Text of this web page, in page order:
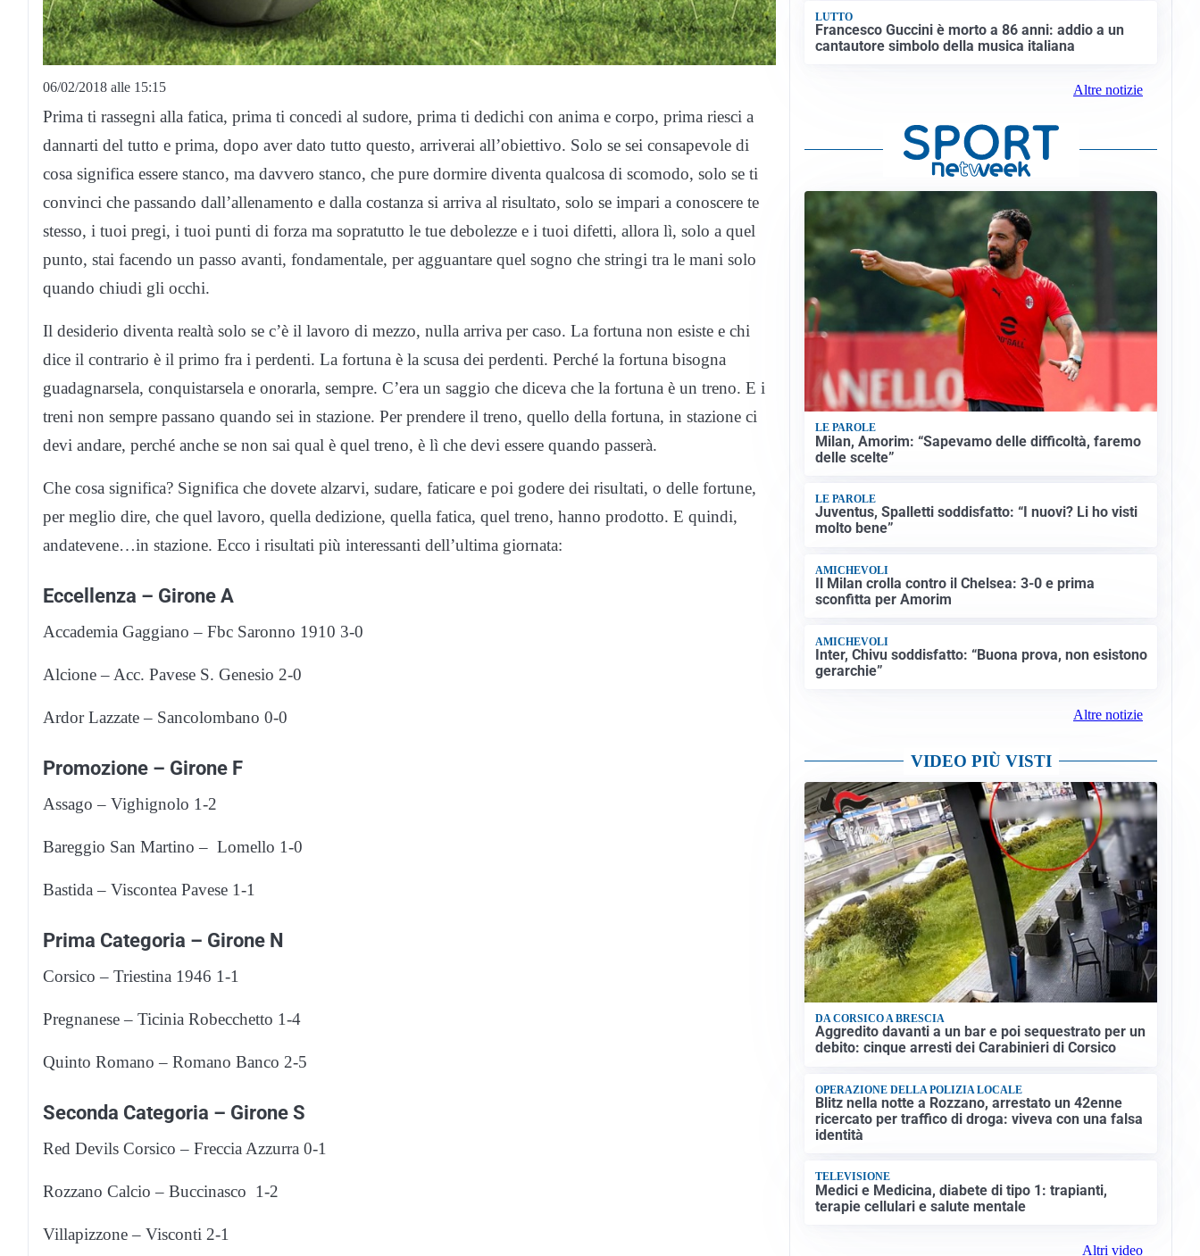
06/02/2018 alle 15:15
Prima ti rassegni alla fatica, prima ti concedi al sudore, prima ti dedichi con anima e corpo, prima riesci a
dannarti del tutto e prima, dopo aver dato tutto questo, arriverai all’obiettivo. Solo se sei consapevole di
cosa significa essere stanco, ma davvero stanco, che pure dormire diventa qualcosa di scomodo, solo se ti
convinci che passando dall’allenamento e dalla costanza si arriva al risultato, solo se impari a conoscere te
stesso, i tuoi pregi, i tuoi punti di forza ma sopratutto le tue debolezze e i tuoi difetti, allora lì, solo a quel
punto, stai facendo un passo avanti, fondamentale, per agguantare quel sogno che stringi tra le mani solo
quando chiudi gli occhi.
Il desiderio diventa realtà solo se c’è il lavoro di mezzo, nulla arriva per caso. La fortuna non esiste e chi
dice il contrario è il primo fra i perdenti. La fortuna è la scusa dei perdenti. Perché la fortuna bisogna
guadagnarsela, conquistarsela e onorarla, sempre. C’era un saggio che diceva che la fortuna è un treno. E i
treni non sempre passano quando sei in stazione. Per prendere il treno, quello della fortuna, in stazione ci
devi andare, perché anche se non sai qual è quel treno, è lì che devi essere quando passerà.
Che cosa significa? Significa che dovete alzarvi, sudare, faticare e poi godere dei risultati, o delle fortune,
per meglio dire, che quel lavoro, quella dedizione, quella fatica, quel treno, hanno prodotto. E quindi,
andatevene…in stazione. Ecco i risultati più interessanti dell’ultima giornata:
Eccellenza – Girone A
Accademia Gaggiano – Fbc Saronno 1910 3-0
Alcione – Acc. Pavese S. Genesio 2-0
Ardor Lazzate – Sancolombano 0-0
Promozione – Girone F
Assago – Vighignolo 1-2
Bareggio San Martino – Lomello 1-0
Bastida – Viscontea Pavese 1-1
Prima Categoria – Girone N
Corsico – Triestina 1946 1-1
Pregnanese – Ticinia Robecchetto 1-4
Quinto Romano – Romano Banco 2-5
Seconda Categoria – Girone S
Red Devils Corsico – Freccia Azzurra 0-1
Rozzano Calcio – Buccinasco 1-2
Villapizzone – Visconti 2-1
LUTTO
Francesco Guccini è morto a 86 anni: addio a un
cantautore simbolo della musica italiana
Altre notizie
LE PAROLE
Milan, Amorim: “Sapevamo delle difficoltà, faremo
delle scelte”
LE PAROLE
Juventus, Spalletti soddisfatto: “I nuovi? Li ho visti
molto bene”
AMICHEVOLI
Il Milan crolla contro il Chelsea: 3-0 e prima
sconfitta per Amorim
AMICHEVOLI
Inter, Chivu soddisfatto: “Buona prova, non esistono
gerarchie”
Altre notizie
VIDEO PIÙ VISTI
DA CORSICO A BRESCIA
Aggredito davanti a un bar e poi sequestrato per un
debito: cinque arresti dei Carabinieri di Corsico
OPERAZIONE DELLA POLIZIA LOCALE
Blitz nella notte a Rozzano, arrestato un 42enne
ricercato per traffico di droga: viveva con una falsa
identità
TELEVISIONE
Medici e Medicina, diabete di tipo 1: trapianti,
terapie cellulari e salute mentale
Altri video